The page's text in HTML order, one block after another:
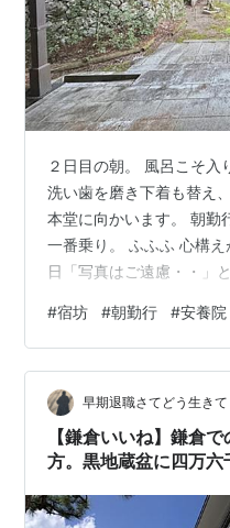
２日目の朝。 風呂こそ入
洗い歯を磨き下着も替え
本堂に向かいます。 朝勤
一番乗り。 ふふふ 心構
日「写真はご遠慮・・」
ています」 赤「はっ、着
たよ・・・ 慌てて着替え
既に十数人が集まってい
んなギリギリにやってき
くらい思われたんだろな
者の質問に住職が答える
#宿坊 #朝勤行 #安養院
早期退職さてどう生きて
【鎌倉いいね】鎌倉
方。黒地蔵盆に四万